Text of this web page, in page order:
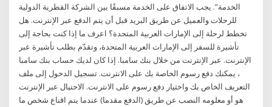
الخدمة”. يجب الاتفاق على الخدمة مسبقًا بين الشركة القطرية الدولية
للرحلات والعميل عن طريق البريد قبل أن يتم الدفع عبر الإنترنت. هل
تخطط لرحلة إلى الإمارات العربية المتحدة؟ اعرف ما إذا كنت بحاجة إلى
تأشيرة للسفر إلى الإمارات العربية المتحدة‬، وتقدّم بطلب تأشيرة عبر
الإنترنت. عبر الإنترنت من خلال بنك سامبا. إذا كان لديك حساب بنك سامبا
، يمكنك دفع رسوم الخاصة بك على الانترنت. تسجيل الدخول إلى ملف
التعريف الخاص بك واختيار دفع رسوم على الانترنت. الاحتيال عبر الإنترنت
هو أو معلومه النصب عن طريق (الدفع مقدما) عندما يتم اقناع شخص ما